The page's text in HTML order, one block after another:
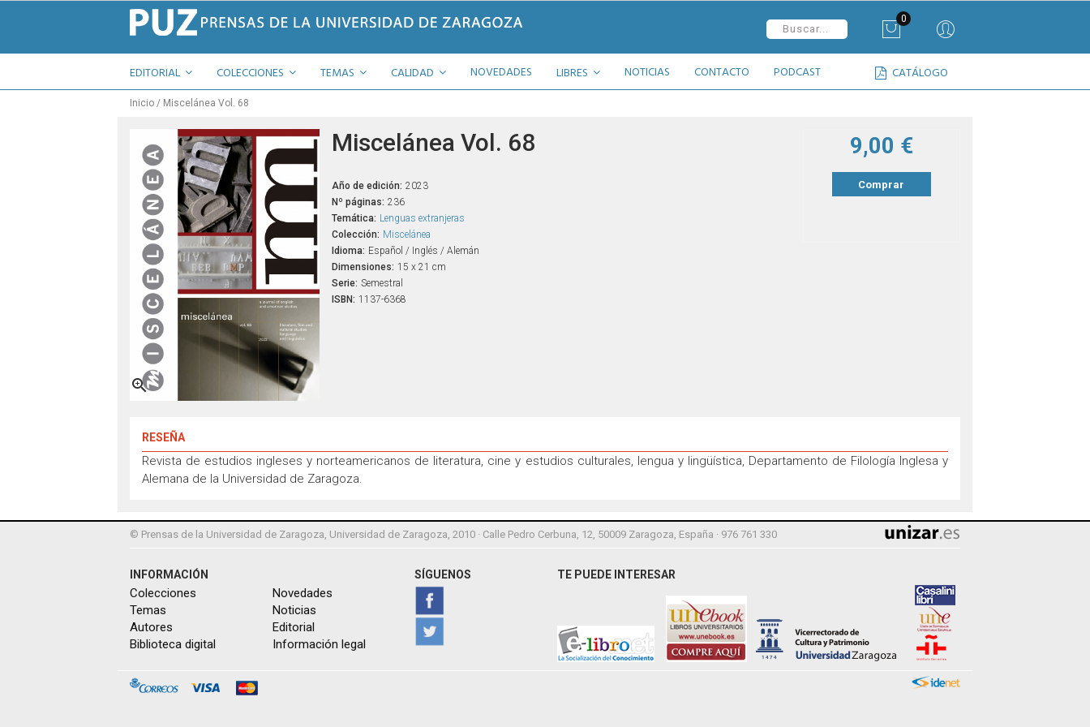
0
EDITORIAL COLECCIONES TEMAS CATÁLOGO
CALIDAD NOVEDADES LIBRES NOTICIAS CONTACTO PODCAST
Inicio Miscelánea Vol. 68

Miscelánea Vol. 68
Año de edición: 2023
Nº páginas: 236
Temática: Lenguas extranjeras
Colección: Miscelánea
Idioma: Español / Inglés / Alemán
Dimensiones: 15 x 21 cm
Serie: Semestral
ISBN: 1137-6368
9,00 €
Comprar
RESEÑA
Revista de estudios ingleses y norteamericanos de literatura, cine y estudios culturales, lengua y lingüística, Departamento de Filología Inglesa y
Alemana de la Universidad de Zaragoza.
© Prensas de la Universidad de Zaragoza, Universidad de Zaragoza, 2010 · Calle Pedro Cerbuna, 12, 50009 Zaragoza, España · 976 761 330
INFORMACIÓN
Colecciones
Temas
Autores
Biblioteca digital
Novedades
Noticias
Editorial
Información legal
SÍGUENOS TE PUEDE INTERESAR